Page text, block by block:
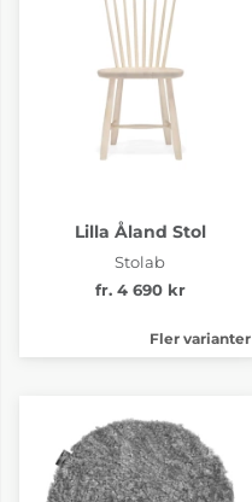
Lilla Åland Stol
Stolab
fr. 4 690 kr
Fler varianter